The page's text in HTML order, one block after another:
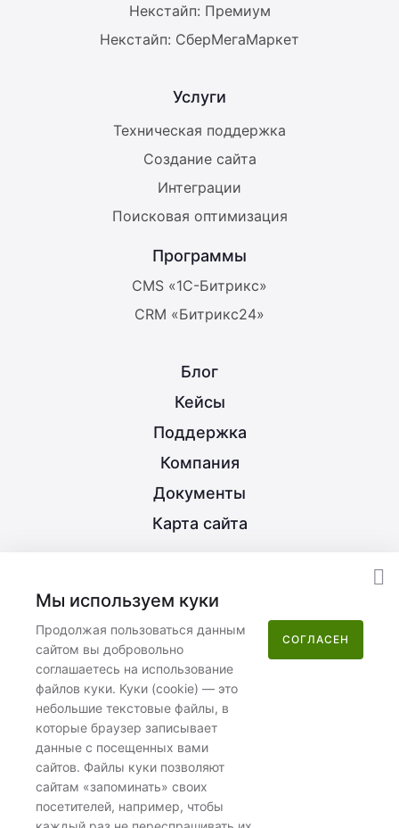
Некстайп: Премиум
Некстайп: СберМегаМаркет
Услуги
Техническая поддержка
Создание сайта
Интеграции
Поисковая оптимизация
Программы
CMS «1С-Битрикс»
CRM «Битрикс24»
Блог
Кейсы
Поддержка
Компания
Документы
Карта сайта
Москва,улица Потаповская Роща, 12к2
Пн–Пт 08:00–17:00
ООО «Некстайп» 2026 © Все права защищены
Мы используем куки
Продолжая пользоваться данным
сайтом вы добровольно
соглашаетесь на использование
файлов куки. Куки (cookie) — это
небольшие текстовые файлы, в
которые браузер записывает
данные с посещенных вами
сайтов. Файлы куки позволяют
сайтам «запоминать» своих
посетителей, например, чтобы
СОГЛАСЕН